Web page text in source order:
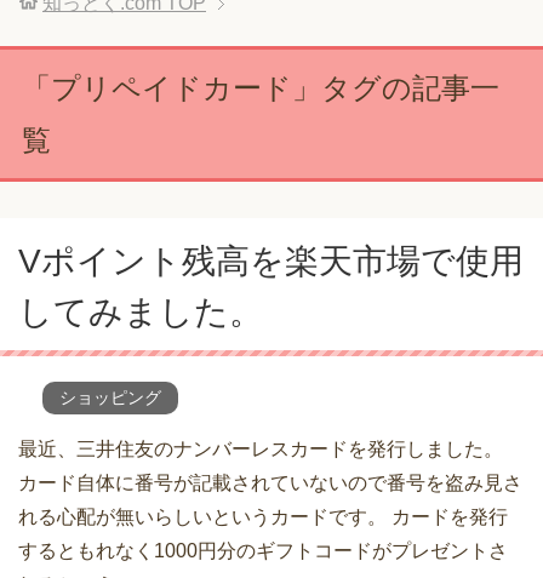
「プリペイドカード」タグの記事一
覧
Vポイント残高を楽天市場で使用
してみました。
ショッピング
最近、三井住友のナンバーレスカードを発行しました。
カード自体に番号が記載されていないので番号を盗み見さ
れる心配が無いらしいというカードです。 カードを発行
するともれなく1000円分のギフトコードがプレゼントさ